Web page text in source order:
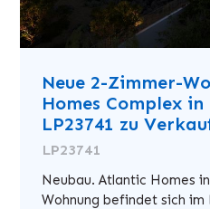
Neue 2-Zimmer-
Homes Complex
LP23741 zu
LP23741
Neubau. Atlantic Homes
Wohnung befindet sich im